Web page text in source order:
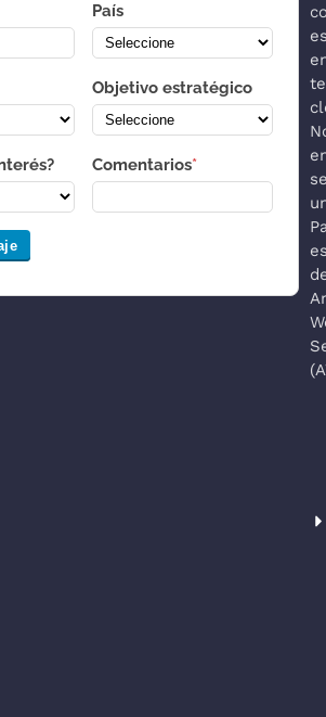
País
Objetivo estratégico
Comentarios*